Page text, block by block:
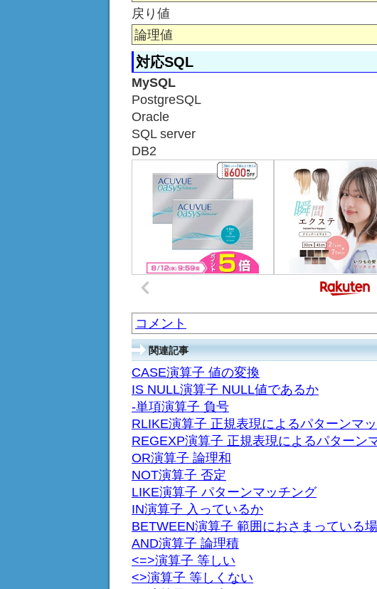
戻り値
論理値
対応SQL
MySQL
PostgreSQL
Oracle
SQL server
DB2
コメント
関連記事
CASE演算子 値の変換
IS NULL演算子 NULL値であるか
-単項演算子 負号
RLIKE演算子 正規表現によるパターンマ
REGEXP演算子 正規表現によるパターン
OR演算子 論理和
NOT演算子 否定
LIKE演算子 パターンマッチング
IN演算子 入っているか
BETWEEN演算子 範囲におさまっている
AND演算子 論理積
<=>演算子 等しい
<>演算子 等しくない